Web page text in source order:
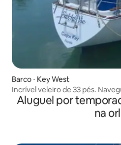
Barco ⋅ Key West
Incrível veleiro de 33 pés.
Aluguel por
na